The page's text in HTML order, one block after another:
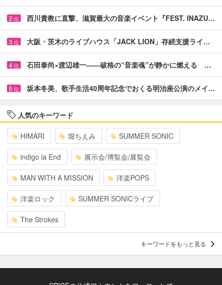
2 位 西川貴教に直撃、滋賀最大の音楽イベント『FEST. INAZU…
3 位 大阪・茨木のライブハウス「JACK LION」存続支援ライ…
4 位 石田泰尚×渡辺雄一――破格の“音楽魂”が静かに燃える …
5 位 坂本冬美、歌手生活40周年記念でおくる明治座公演のメイ…
人気のキーワード
HIMARI 堀ちえみ SUMMER SONIC
indigo la End 展示会/博覧会/展覧会
MAN WITH A MISSION 洋楽POPS
洋楽ロック SUMMER SONICライブ
The Strokes
キーワードをもっと見る